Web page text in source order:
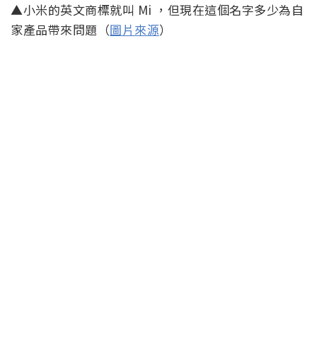
▲小米的英文商標就叫 Mi ，但現在這個名字多少為自
家產品帶來問題（圖片來源）